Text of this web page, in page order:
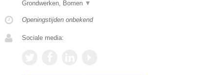
Grondwerken, Bomen ▼
Openingstijden onbekend
Sociale media: